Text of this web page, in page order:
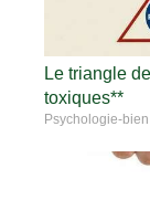
Le triangle
toxiques**
Psychologie-